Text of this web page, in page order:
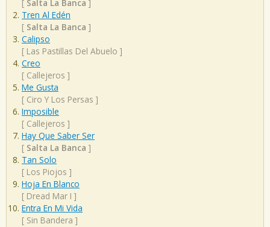
[ Salta La Banca ]
Tren Al Edén
[ Salta La Banca ]
Calipso
[ Las Pastillas Del Abuelo ]
Creo
[ Callejeros ]
Me Gusta
[ Ciro Y Los Persas ]
Imposible
[ Callejeros ]
Hay Que Saber Ser
[ Salta La Banca ]
Tan Solo
[ Los Piojos ]
Hoja En Blanco
[ Dread Mar I ]
Entra En Mi Vida
[ Sin Bandera ]